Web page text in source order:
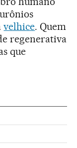
velhice. Quem
regenerativa
que